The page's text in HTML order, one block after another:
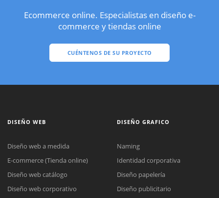
Ecommerce online. Especialistas en diseño e-
commerce y tiendas online
CUÉNTENOS DE SU PROYECTO
DISEÑO WEB
Diseño web a medida
E-commerce (Tienda online)
Diseño web catálogo
Diseño web corporativo
DISEÑO GRAFICO
Naming
Identidad corporativa
Diseño papelería
Diseño publicitario